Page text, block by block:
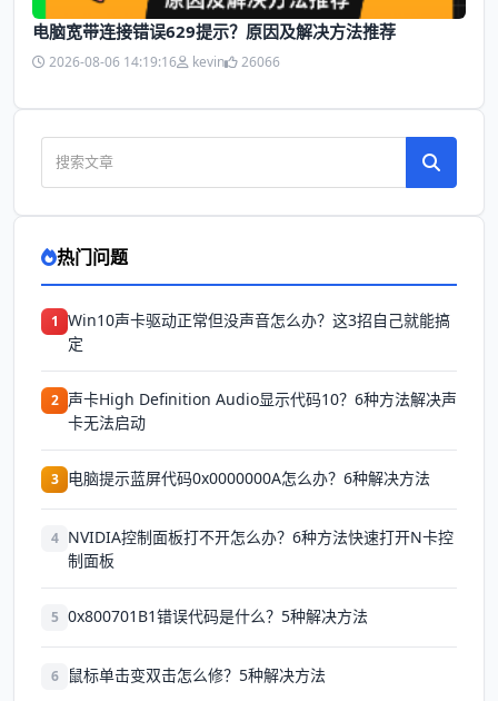
电脑宽带连接错误629提示？原因及解决方法推荐
2026-08-06 14:19:16 kevin 26066
热门问题
1 Win10声卡驱动正常但没声音怎么办？这3招自己就能搞
定
2 声卡High Definition Audio显示代码10？6种方法解决声
卡无法启动
3 电脑提示蓝屏代码0x0000000A怎么办？6种解决方法
4 NVIDIA控制面板打不开怎么办？6种方法快速打开N卡控
制面板
5 0x800701B1错误代码是什么？5种解决方法
6 鼠标单击变双击怎么修？5种解决方法